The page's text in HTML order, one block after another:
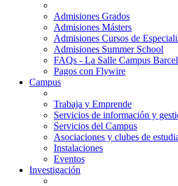
Admisiones Grados
Admisiones Másters
Admisiones Cursos de
Admisiones Summer School
FAQs - La Salle Campus
Pagos con Flywire
Campus
Trabaja y Emprende
Servicios de información y
Servicios del Campus
Asociaciones y clubes de
Instalaciones
Eventos
Investigación